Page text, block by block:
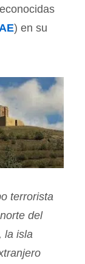
) en su
terrorista
del
la isla